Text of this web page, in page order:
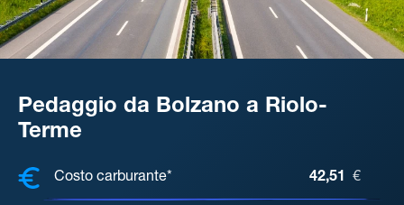
Pedaggio da Bolzano a Riolo-
Terme
COSTI, DISTANZA, TEMPO DI
Costo carburante* 42,51 €